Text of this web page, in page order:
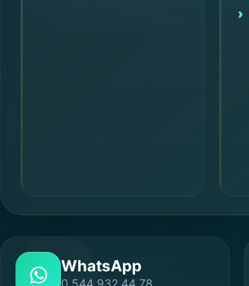
WhatsApp
0 544 932 44 78